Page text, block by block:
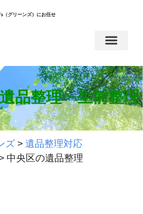
（グリーンズ）にお任せ
品整理・生前整理
ズ > 遺品整理対応
中央区の遺品整理